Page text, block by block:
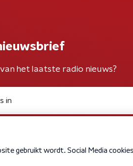
het laatste radio nieuws?